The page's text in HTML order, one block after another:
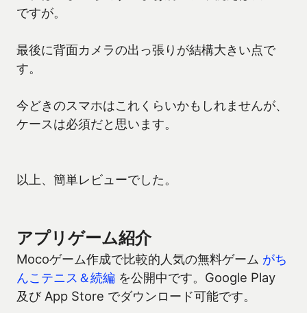
ですが。
最後に背面カメラの出っ張りが結構大きい点で
す。
今どきのスマホはこれくらいかもしれませんが、
ケースは必須だと思います。
以上、簡単レビューでした。
アプリゲーム紹介
Mocoゲーム作成で比較的人気の無料ゲーム がち
んこテニス＆続編 を公開中です。Google Play
及び App Store でダウンロード可能です。